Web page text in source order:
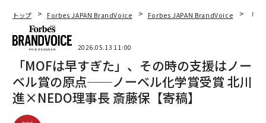
トップ Forbes JAPAN BrandVoice Forbes JAPAN BrandVoice 「
2026.05.13 11:00
「MOFは早すぎた」、その時の支援はノー
ベル賞の原点──ノーベル化学賞受賞 北川
進×NEDO理事長 斎藤保【寄稿】